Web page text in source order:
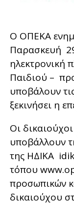
Ο ΟΠΕΚΑ
Παρασκευή
ηλεκτρονική
Παιδιού –
υποβάλουν
ξεκινήσει η
Οι
υποβάλλουν
της ΗΔΙΚΑ
τόπου
προσωπικών
δικαιούχου